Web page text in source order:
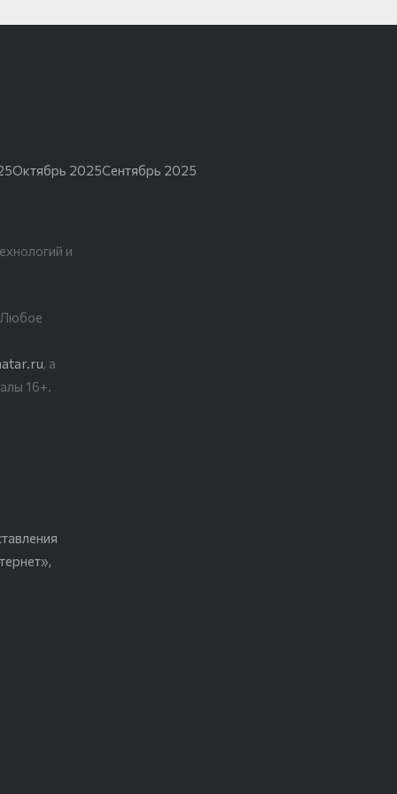
Октябрь 2025Сентябрь 2025
и
Любое
, а
16+.